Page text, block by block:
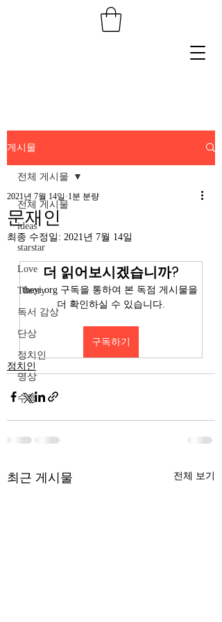
게시물
전체 게시물
ideas
starstar
Love
Theory
독서 감상
단상
정치인
명상
수행
전체 게시물
문재인
2021년 7월 14일 1분 분량
최종 수정일: 2021년 7월 14일
더 읽어보시겠습니까?
theyi.org 구독을 통하여 본 독점 게시물을
더 확인하실 수 있습니다.
구독하기
정치인
최근 게시물 전체 보기